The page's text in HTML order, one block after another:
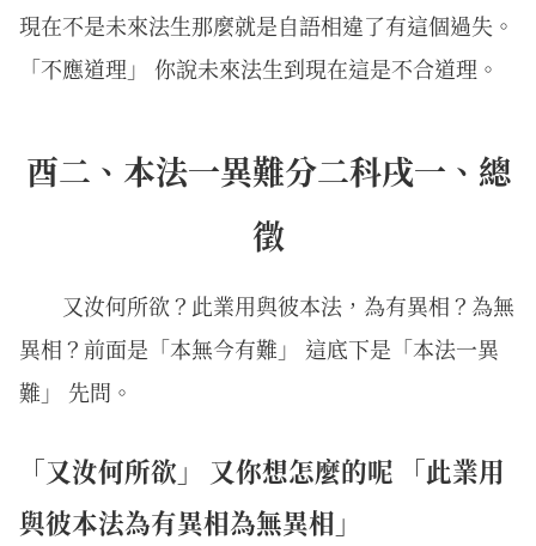
現在不是未來法生那麼就是自語相違了有這個過失。
「不應道理」 你說未來法生到現在這是不合道理。
酉二、本法一異難分二科戌一、總
徵
又汝何所欲？此業用與彼本法，為有異相？為無
異相？前面是「本無今有難」 這底下是「本法一異
難」 先問。
「又汝何所欲」 又你想怎麼的呢 「此業用
與彼本法為有異相為無異相」